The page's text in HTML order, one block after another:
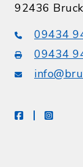
92436
09434
09434
facebook